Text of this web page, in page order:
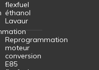
flexfuel
éthanol
Lavaur
Reprogrammation
moteur
conversion
E85